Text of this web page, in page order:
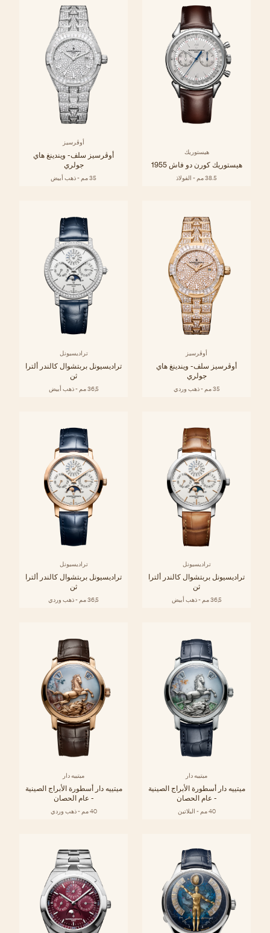
هيستوريك
هيستوريك كورن دو فاش 1955
38.5 مم - الفولاذ
أوڤرسيز
أوڤرسيز سلف- ويندينغ هاي
جولري
35 مم - ذهب أبيض
أوڤرسيز
أوڤرسيز سلف- ويندينغ هاي
جولري
35 مم - ذهب وردي
تراديسيونل
تراديسيونل بربتشوال كالندر ألترا
ثن
36,5 مم - ذهب أبيض
تراديسيونل
تراديسيونل بربتشوال كالندر ألترا
ثن
36,5 مم - ذهب أبيض
تراديسيونل
تراديسيونل بربتشوال كالندر ألترا
ثن
36,5 مم - ذهب وردي
ميتييه دار
ميتييه دار أسطورة الأبراج الصينية
- عام الحصان
40 مم - البلاتين
ميتييه دار
ميتييه دار أسطورة الأبراج الصينية
- عام الحصان
40 مم - ذهب وردي